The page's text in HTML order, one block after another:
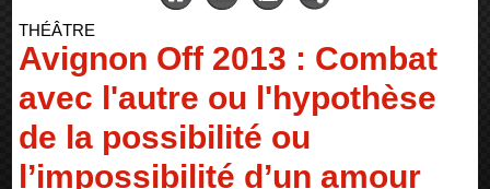
THÉÂTRE
Avignon Off 2013 : Combat
avec l'autre ou l'hypothèse
de la possibilité ou
l’impossibilité d’un amour